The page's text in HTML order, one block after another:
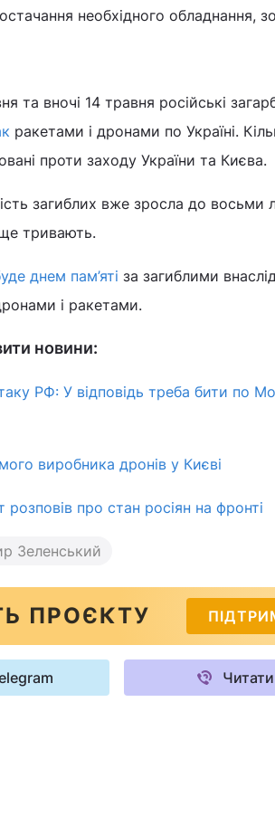
необхідного обладнання,
та вночі 14 травня російські
ракетами і дронами по Україні.
проти заходу України та Києва.
загиблих вже зросла до
тривають.
днем пам’яті за загиблими
і ракетами.
новини:
РФ: У відповідь треба бити по
виробника дронів у Києві
розповів про стан росіян на фронті
Зеленський
ПРОЄКТУ